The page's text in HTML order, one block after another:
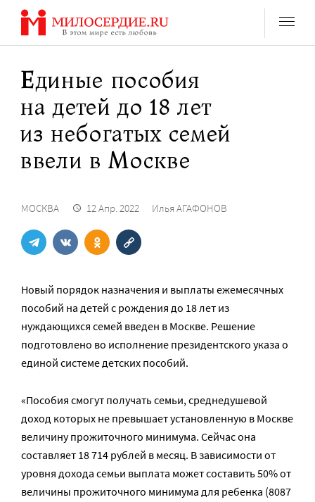
Перейти
содержанию
Единые пособия
на детей до 18 лет
из небогатых семей
ввели в Москве
МОСКВА 12 Апр. 2022 Илья АГАФОНОВ
Новый порядок назначения и выплаты ежемесячных
пособий на детей с рождения до 18 лет из
нуждающихся семей введен в Москве. Решение
подготовлено во исполнение президентского указа о
единой системе детских пособий.
«Пособия смогут получать семьи, среднедушевой
доход которых не превышает установленную в Москве
величину прожиточного минимума. Сейчас она
составляет 18 714 рублей в месяц. В зависимости от
уровня дохода семьи выплата может составить 50% от
величины прожиточного минимума для ребенка (8087